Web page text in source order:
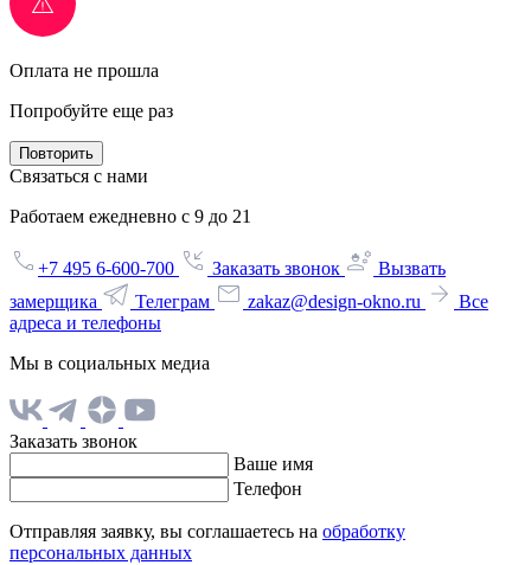
Оплата не прошла
Попробуйте еще раз
Повторить
Связаться с нами
Работаем ежедневно с 9 до 21
+7 495 6-600-700 Заказать звонок
Вызвать
замерщика
Телеграм zakaz@design-okno.ru
Все
адреса и телефоны
Мы в социальных медиа
Заказать звонок
Ваше имя
Телефон
Отправляя заявку, вы соглашаетесь на обработку
персональных данных